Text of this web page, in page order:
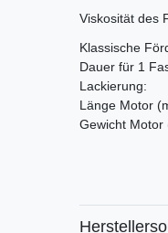
Viskosität des
Klassische
Dauer für 1
Lackierung:
Länge Motor
Gewicht Motor